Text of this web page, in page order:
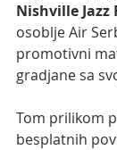
Nishville Jazz
osoblje Air
promotivni
gradjane sa
Tom prilikom
besplatnih